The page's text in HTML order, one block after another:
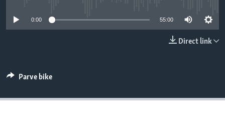
SERNIVÎS
Learning English
FOLLOW US
0:00 55:00
Direct link
Parve bike